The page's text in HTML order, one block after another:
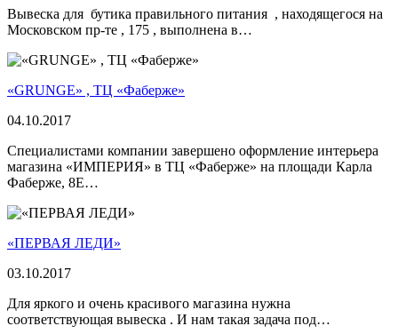
Вывеска для бутика правильного питания , находящегося на
Московском пр-те , 175 , выполнена в…
«GRUNGE» , ТЦ «Фаберже»
04.10.2017
Специалистами компании завершено оформление интерьера
магазина «ИМПЕРИЯ» в ТЦ «Фаберже» на площади Карла
Фаберже, 8Е…
«ПЕРВАЯ ЛЕДИ»
03.10.2017
Для яркого и очень красивого магазина нужна
соответствующая вывеска . И нам такая задача под…